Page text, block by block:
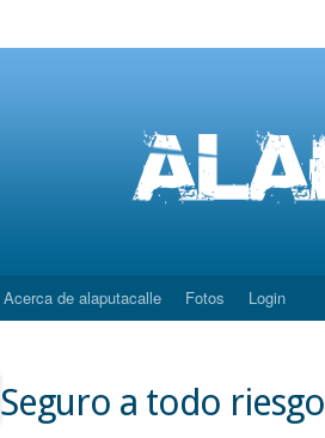
Acerca de alaputacalle Fotos Login
Seguro a todo riesgo